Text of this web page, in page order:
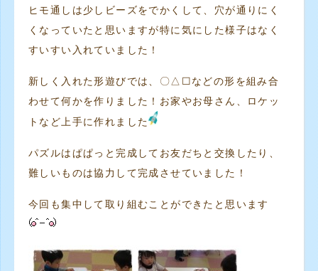
ヒモ通しは少しビーズをでかくして、穴が通りにく
くなっていたと思いますが特に気にした様子はなく
すいすい入れていました！
新しく入れた形遊びでは、〇△☐などの形を組み合
わせて何かを作りました！お家やお母さん、ロケッ
トなど上手に作れました
パズルはぱぱっと完成してお友だちと交換したり、
難しいものは協力して完成させていました！
今回も集中して取り組むことができたと思います